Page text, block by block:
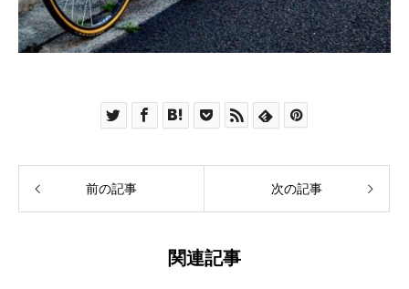
前の記事 次の記事
関連記事